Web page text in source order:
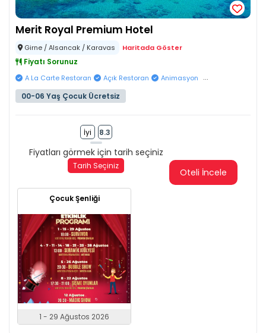
Merit Royal Premium Hotel
Girne / Alsancak / Karavas Haritada Göster
Fiyatı Sorunuz
A La Carte Restoran Açık Restoran Animasyon ...
00-06 Yaş Çocuk Ücretsiz
İyi 8.3
Fiyatları görmek için tarih seçiniz
Tarih Seçiniz
Oteli İncele
Çocuk Şenliği
1 - 29 Ağustos 2026